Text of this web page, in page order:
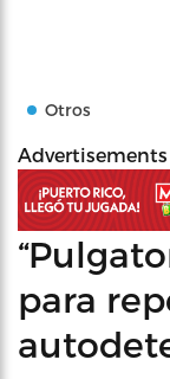
Otros
Advertisements
para